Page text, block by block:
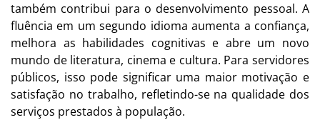
também contribui para o desenvolvimento pessoal. A
fluência em um segundo idioma aumenta a confiança,
melhora as habilidades cognitivas e abre um novo
mundo de literatura, cinema e cultura. Para servidores
públicos, isso pode significar uma maior motivação e
satisfação no trabalho, refletindo-se na qualidade dos
serviços prestados à população.